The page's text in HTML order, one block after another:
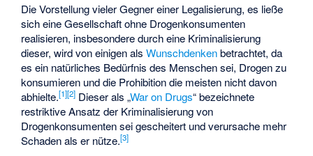
Die Vorstellung vieler Gegner einer Legalisierung, es ließe
sich eine Gesellschaft ohne Drogenkonsumenten
realisieren, insbesondere durch eine Kriminalisierung
dieser, wird von einigen alsWunschdenkenbetrachtet, da
es ein natürliches Bedürfnis des Menschen sei, Drogen zu
konsumieren und die Prohibition die meisten nicht davon
abhielte.[1][2] Dieser als „War on Drugs“ bezeichnete
restriktive Ansatz der Kriminalisierung von
Drogenkonsumenten sei gescheitert und verursache mehr
Schaden als er nütze.[3]